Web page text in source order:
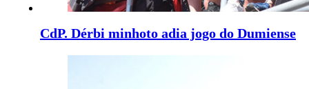
CdP. Dérbi minhoto adia jogo do Dumiense